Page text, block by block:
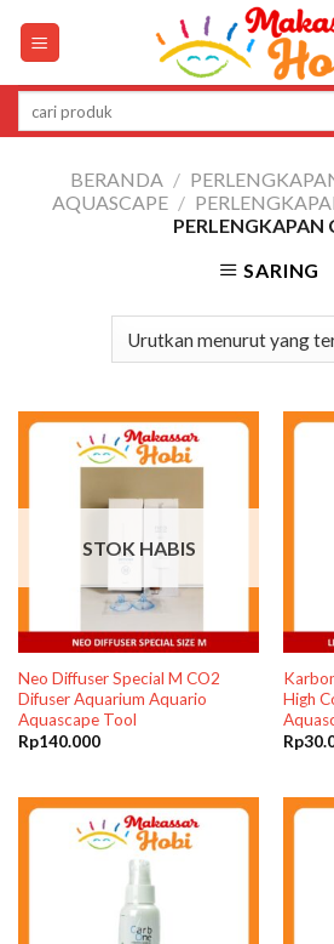
Pencarian
untuk:
BERANDA /
AQUASCAPE /
PERLENGKAPAN
SARING
STOK HABIS
Neo Diffuser Special M CO2
Difuser Aquarium Aquario
Aquascape Tool
Rp140.000
High
Rp